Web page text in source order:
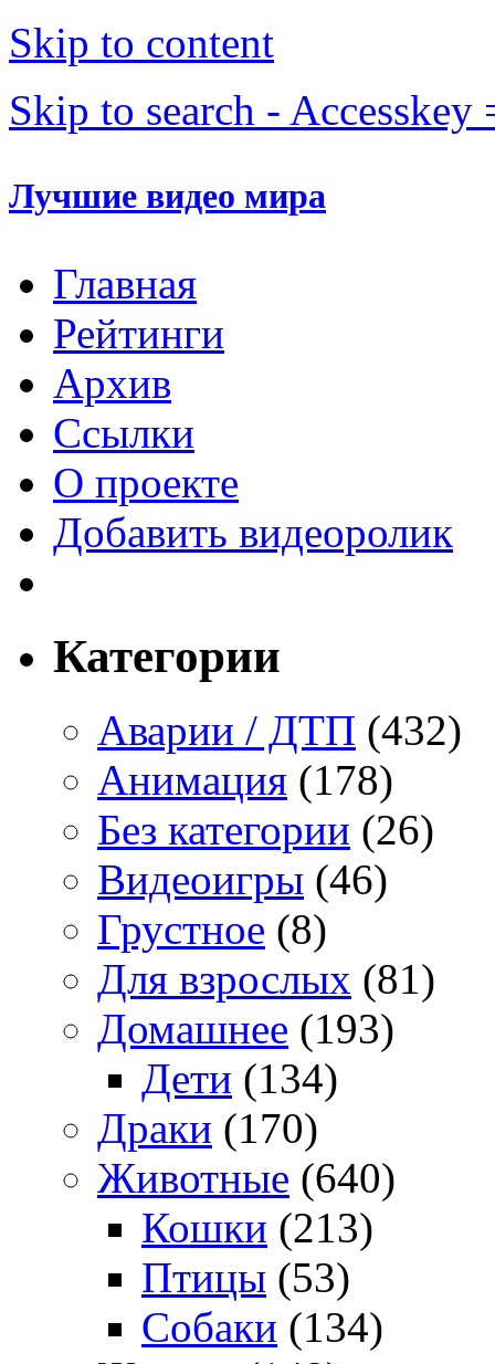
Skip to content
Skip to search - Accesskey
Лучшие видео мира
Главная
Рейтинги
Архив
Ссылки
О проекте
Добавить видеоролик
Категории
Аварии / ДТП (432)
Анимация (178)
Без категории (26)
Видеоигры (46)
Грустное (8)
Для взрослых (81)
Домашнее (193)
Дети (134)
Драки (170)
Животные (640)
Кошки (213)
Птицы (53)
Собаки (134)